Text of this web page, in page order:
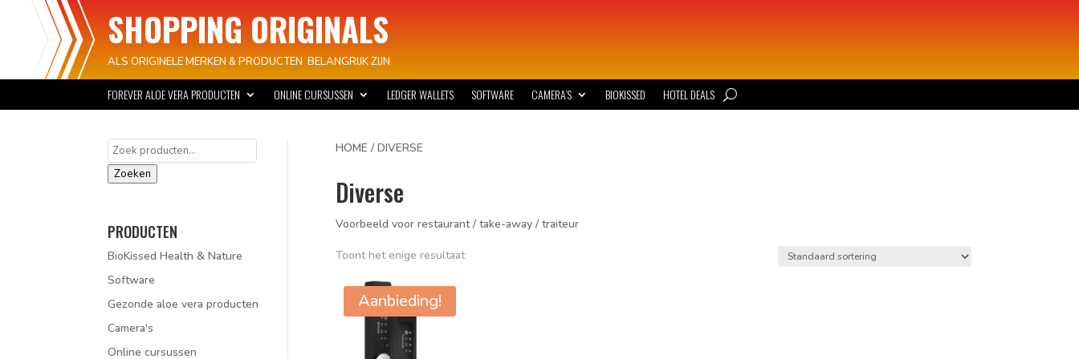
SHOPPING ORIGINALS
ALS ORIGINELE MERKEN & PRODUCTEN BELANGRIJK ZIJN
FOREVER ALOE VERA PRODUCTEN ONLINE CURSUSSEN LEDGER WALLETS SOFTWARE CAMERA’S BIOKISSED HOTEL DEALS
Zoeken
naar:
Zoeken
PRODUCTEN
BioKissed Health & Nature
Software
Gezonde aloe vera producten
Camera's
Online cursussen
HOME / DIVERSE
Diverse
Voorbeeld voor restaurant / take-away / traiteur
Toont het enige resultaat
Aanbieding!